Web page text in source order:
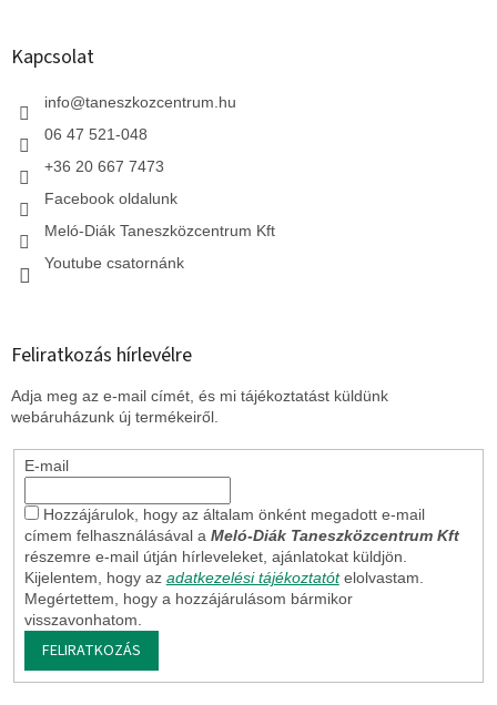
Kapcsolat
info@taneszkozcentrum.hu
06 47 521-048
+36 20 667 7473
Facebook oldalunk
Meló-Diák Taneszközcentrum Kft
Youtube csatornánk
Feliratkozás hírlevélre
Adja meg az e-mail címét, és mi tájékoztatást küldünk
webáruházunk új termékeiről.
E-mail
Hozzájárulok, hogy az általam önként megadott e-mail
címem felhasználásával a Meló-Diák Taneszközcentrum Kft
részemre e-mail útján hírleveleket, ajánlatokat küldjön.
Kijelentem, hogy az adatkezelési tájékoztatót elolvastam.
Megértettem, hogy a hozzájárulásom bármikor
visszavonhatom.
FELIRATKOZÁS